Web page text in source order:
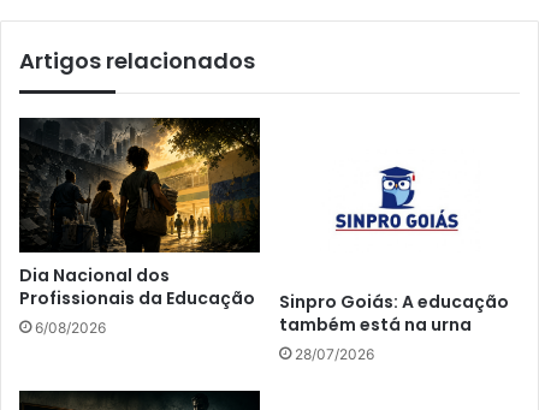
Artigos relacionados
Dia Nacional dos
Profissionais da Educação
6/08/2026
Sinpro Goiás: A educação
também está na urna
28/07/2026